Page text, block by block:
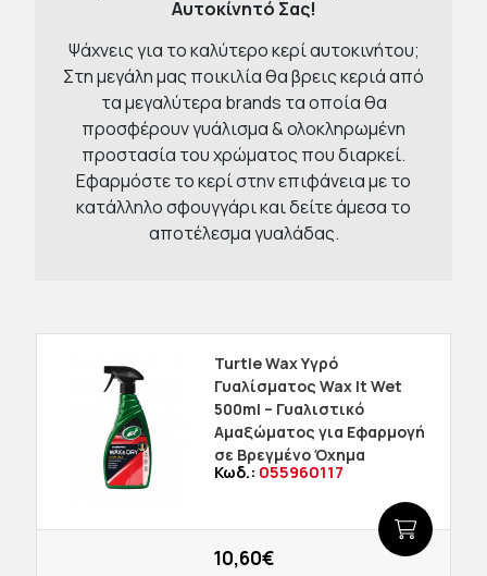
Αυτοκίνητό Σας!
Ψάχνεις για το καλύτερο κερί αυτοκινήτου;
Στη μεγάλη μας ποικιλία θα βρεις κεριά από
τα μεγαλύτερα brands τα οποία θα
προσφέρουν γυάλισμα & ολοκληρωμένη
προστασία του χρώματος που διαρκεί.
Εφαρμόστε το κερί στην επιφάνεια με το
κατάλληλο σφουγγάρι και δείτε άμεσα το
αποτέλεσμα γυαλάδας.
Turtle Wax Υγρό
Γυαλίσματος Wax It Wet
500ml – Γυαλιστικό
Αμαξώματος για Εφαρμογή
σε Βρεγμένο Όχημα
Κωδ.: 055960117
10,60€